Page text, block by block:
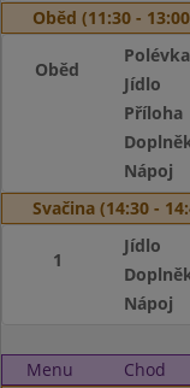
Oběd (11:30 -
Oběd
Polévka
Jídlo
Příloha
Nápoj
Svačina (14:30 -
1
Jídlo
Nápoj
Menu Chod